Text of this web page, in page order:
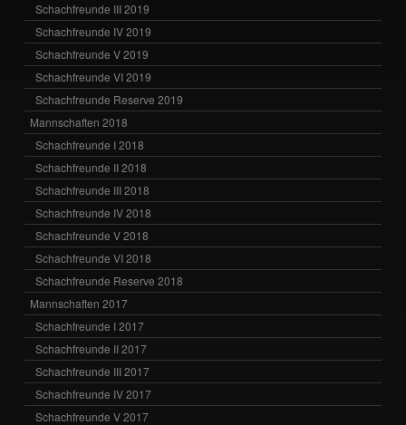
Schachfreunde III 2019
Schachfreunde IV 2019
Schachfreunde V 2019
Schachfreunde VI 2019
Schachfreunde Reserve 2019
Mannschaften 2018
Schachfreunde I 2018
Schachfreunde II 2018
Schachfreunde III 2018
Schachfreunde IV 2018
Schachfreunde V 2018
Schachfreunde VI 2018
Schachfreunde Reserve 2018
Mannschaften 2017
Schachfreunde I 2017
Schachfreunde II 2017
Schachfreunde III 2017
Schachfreunde IV 2017
Schachfreunde V 2017